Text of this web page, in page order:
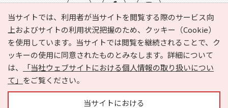
当サイトでは、利用者が当サイトを閲覧する際のサービス向
上およびサイトの利用状況把握のため、クッキー（Cookie）
を使用しています。当サイトでは閲覧を継続されることで、ク
ッキーの使用に同意されたものとみなします。詳細について
は、
「当社ウェブサイトにおける個人情報の取り扱いについ
て」 をご覧ください。
当サイトにおける
e-NAVITA（イーナビタ）とは？ お気に入り
ヘルプ
利用規約
個人情報の取り扱いについて
運営会社
サイトマップ
広告掲載に関するお問い合わせ